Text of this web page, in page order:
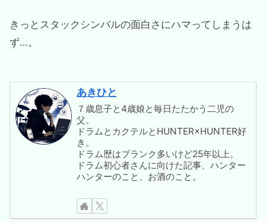
きっとスタックシンバルの面白さにハマってしまうは
ず…。
あきひと
７歳息子と4歳娘と毎日たたかう二児の
父。
ドラムとカクテルとHUNTER×HUNTER好
き。
ドラム歴はブランク多いけど25年以上。
ドラム初心者さんに向けた記事、ハンター
ハンターのこと、お酒のこと。